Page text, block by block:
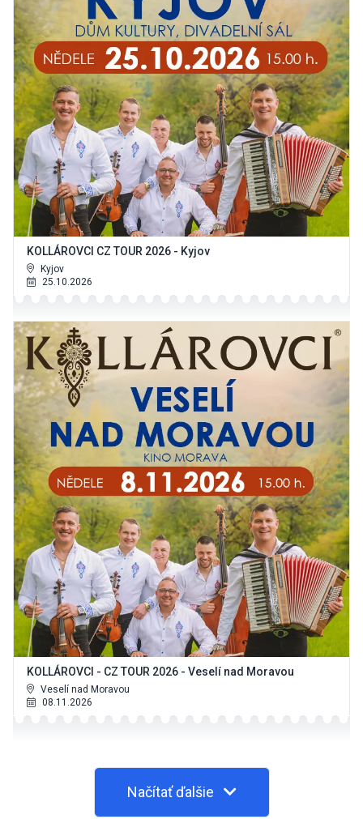
KOLLÁROVCI CZ TOUR 2026 - Kyjov
Kyjov
25.10.2026
KOLLÁROVCI - CZ TOUR 2026 - Veselí nad Moravou
Veselí nad Moravou
08.11.2026
Načítať ďalšie